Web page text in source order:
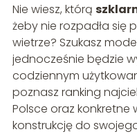
Nie wiesz, którą
żeby nie rozpadła się
wietrze? Szukasz
jednocześnie będzie
codziennym
poznasz ranking
Polsce oraz konkretne
konstrukcję do